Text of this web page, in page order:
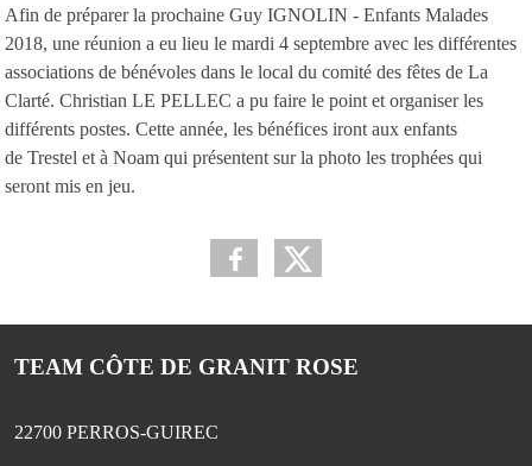
Afin de préparer la prochaine Guy IGNOLIN - Enfants Malades
2018, une réunion a eu lieu le mardi 4 septembre avec les différentes
associations de bénévoles dans le local du comité des fêtes de La
Clarté. Christian LE PELLEC a pu faire le point et organiser les
différents postes. Cette année, les bénéfices iront aux enfants
de Trestel et à Noam qui présentent sur la photo les trophées qui
seront mis en jeu.
TEAM CÔTE DE GRANIT ROSE
22700 PERROS-GUIREC